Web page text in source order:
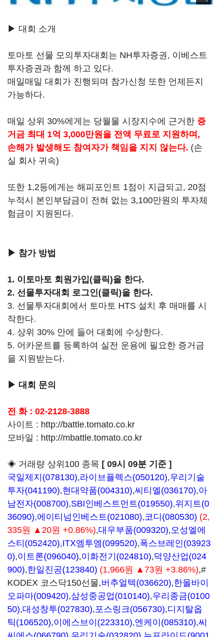
▶ 대회 소개
토마토 선물 모의투자대회는 NH투자증권, 이베스트
투자증권과 함께 하고 있다.
매일매일 대회가 진행되며 참가신청 또한 언제든지
가능하다.
매일 상위 30%에게는 당월물 시장지수에 근거한 증
거금 최대 1억 3,000만원을 전액 무료로 지원하며,
손해가 발생해도 참여자가 책임을 지지 않는다. (손
실 회사 귀속)
또한 1,2등에게는 해피포인트 1점이 지급되고, 20점
누적시 본인부담금이 전혀 없는 3,100만원의 투자체
험금이 지원된다.
▶ 참가 방법
1. 이토마토 회원가입(클릭)을 한다.
2. 선물투자대회 로그인(클릭)을 한다.
3. 선물투자대회에서 토마토 HTS 설치 후 매매를 시
작한다.
4. 상위 30% 안에 들어 대회에 수상한다.
5. 어카운트를 등록하여 실전 운용에 필요한 증거금
을 지원받는다.
▶ 대회 문의
전 화 : 02-2128-3888
사이트 : http://battle.tomato.co.kr
모바일 : http://mbattle.tomato.co.kr
◈ 거래량 상위100 종목 [ 09시 09분 기준 ]
국일제지(078130),라이브플렉스(050120),우리기술
투자(041190),현대약품(004310),씨티엘(036170),아
남전자(008700),SBI인베스트먼트(019550),위지트(0
36090),에이티넘인베스트(021080),코디(080530) (2,
335원 ▲20원 +0.86%),대우부품(009320),오성엘에
스티(052420),ITX엠투엠(099520),폭스브레인(03923
0),이트론(096040),이화전기(024810),덕양산업(024
900),한일진공(123840) (1,966원 ▲73원 +3.86%),#
KODEX 코스닥150선물,버추얼텍(036620),한올바이
오파마(009420),삼성중공업(010140),우리종금(0100
50),대성창투(027830),포스링크(056730),디지탈옵
틱(106520),이에스브이(223310),엔케이(085310),씨